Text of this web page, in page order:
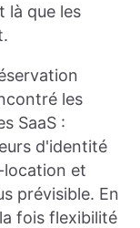
là que les
les
SaaS :
d'identité
location et
prévisible. En
fois flexibilité